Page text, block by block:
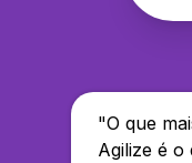
"O que
Agilize é o